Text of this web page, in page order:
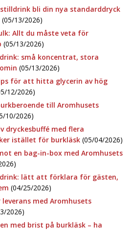
bli din nya standarddryck
(05/13/2026)
Allt du måste veta för
(05/13/2026)
små koncentrat, stora
(05/13/2026)
för att hitta glycerin av hög
12/2026)
till Aromhusets
10/2026)
dryckesbuffé med flera
istället för burkläsk (05/04/2026)
en bag-in-box med Aromhusets
lätt att förklara för gästen,
(04/25/2026)
leverans med Aromhusets
2026)
med brist på burkläsk – ha